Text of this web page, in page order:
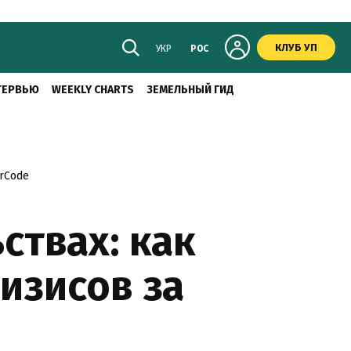
УКР РОС КЛУБ УП
WEEKLY CHARTS ЗЕМЕЛЬНЫЙ ГИД
как
за